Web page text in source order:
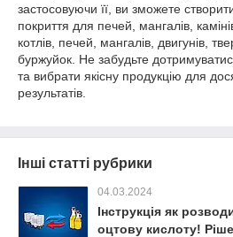
застосовуючи її, ви зможете
покриття для печей, мангалів,
котлів, печей, мангалів, двигунів,
буржуйок. Не забудьте
та вибрати якісну продукцію для
результатів.
Інші статті рубрики
04.03.2024
Інструкція як
оцтову кислоту!